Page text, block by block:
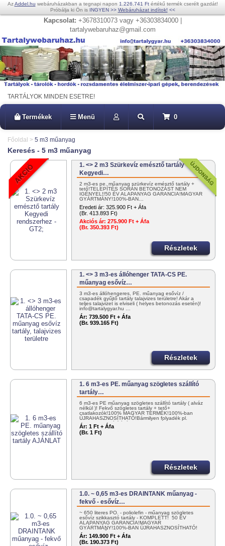
AzAddel.hu webáruházakban a tegnapi napon 1.226.741 Ftértékű termék cserélt gazdát!
Próbálja ki Ön is INGYEN >> Webáruházat indítok! <<
Kapcsolat: +3678310073 vagy +36303834000 |
tartalywebaruhaz@gmail.com
TARTÁLYOK MINDEN ESETRE!
Termékek Menü 0
Főoldal > 5 m3 műanyag
Keresés - 5 m3 műanyag
1. <> 2 m3 Szürkevíz emésztő tartály
Kegyedi…
2 m3-es pe. műanyag szürkevíz emésztő tartály +
tető!TELEPÍTÉS SORÁN BETONOZÁST NEM
IGÉNYEL!!50 ÉV ALAPANYAG GARANCIA!MAGYAR
GYÁRTMÁNY!100%-BAN…
Eredeti ár: 325.900 Ft + Áfa
(Br. 413.893 Ft)
Akciós ár: 275.900 Ft + Áfa
(Br. 350.393 Ft)
Részletek
1. <> 3 m3-es állóhenger TATA-CS PE.
műanyag esővíz…
3 m3-es állóhengeres, PE. műanyag esővíz /
csapadék gyűjtő tartály talajvizes területre! Akár a
teljes talajvizet is elviseli ( helyes betonozás esetén)!
info@tartalygyar.hu …
Ár: 739.500 Ft + Áfa
(Br. 939.165 Ft)
Részletek
1. 6 m3-es PE. műanyag szögletes szállító
tartály…
6 m3-es PE műanyag szögletes szállító tartály ( alváz
nélkül )! Fekvő szögletes tartály + tető+
csatlakozók!100% MAGYAR TERMÉK!100%-ban
ÚJRAHASZNOSÍTHATÓ!Bármilyen folyadék pl.
NITROSOL szállítására! KEDVEZMÉNYES…
Ár: 1 Ft + Áfa
(Br. 1 Ft)
Részletek
1.0. ~ 0,65 m3-es DRAINTANK műanyag -
fekvő - esővíz…
~ 650 literes PO. - poliolefin - műanyag szögletes
esővíz szikkasztó tartály - KOMPLETT! 50 ÉV
ALAPANYAG GARANCIA!MAGYAR
GYÁRTMÁNY!100%-BAN ÚJRAHASZNOSÍTHATÓ!
EGYSZERŰEN…
Ár: 149.900 Ft + Áfa
(Br. 190.373 Ft)